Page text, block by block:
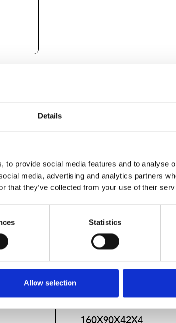
Details
to provide social media features and to analyse
media, advertising and analytics partners
that they’ve collected from your use of their
Statistics
Allow selection
BRACKET
160X90X42X4